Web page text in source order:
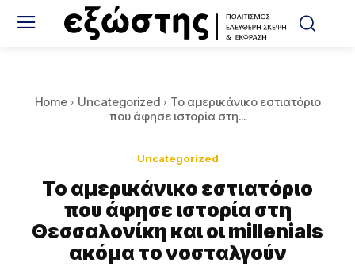
Home Uncategorized
Το αμερικάνικο εστιατόριο
που άφησε ιστορία στη...
Uncategorized
Το αμερικάνικο εστιατόριο
που άφησε ιστορία στη
Θεσσαλονίκη και οι millenials
ακόμα το νοσταλγούν